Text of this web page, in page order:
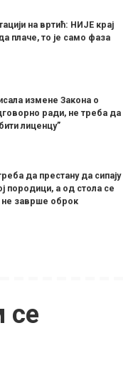
на вртић: НИЈЕ крај
плаче, то је само фаза
измене Закона о
ради, не треба да
лиценцу”
да престану да сипају
породици, а од стола се
заврше оброк
се